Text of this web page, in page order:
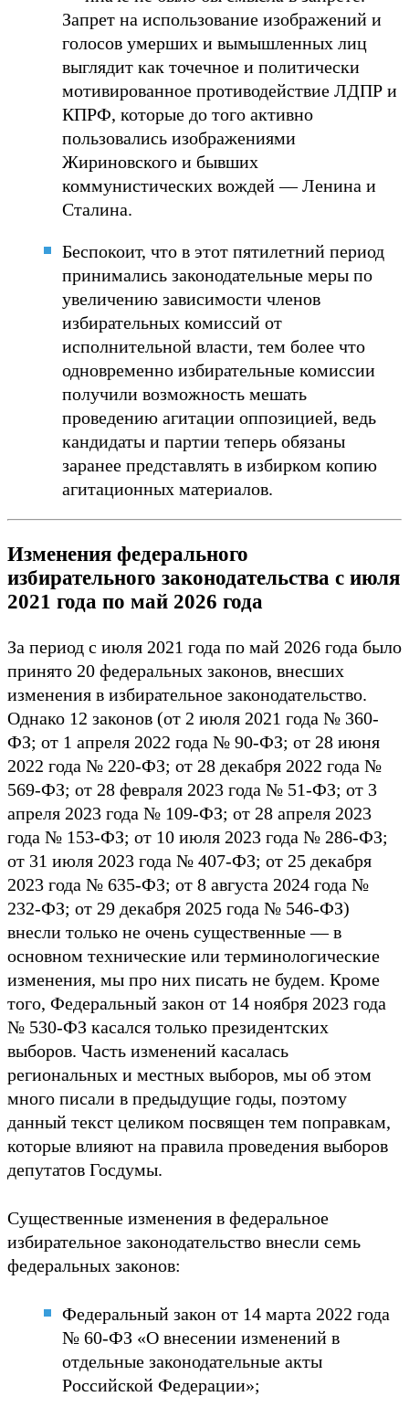
Запрет на использование изображений и
голосов умерших и вымышленных лиц
выглядит как точечное и политически
мотивированное противодействие ЛДПР и
КПРФ, которые до того активно
пользовались изображениями
Жириновского и бывших
коммунистических вождей — Ленина и
Сталина.
Беспокоит, что в этот пятилетний период
принимались законодательные меры по
увеличению зависимости членов
избирательных комиссий от
исполнительной власти, тем более что
одновременно избирательные комиссии
получили возможность мешать
проведению агитации оппозицией, ведь
кандидаты и партии теперь обязаны
заранее представлять в избирком копию
агитационных материалов.
Изменения федерального
избирательного законодательства с июля
2021 года по май 2026 года
За период с июля 2021 года по май 2026 года было
принято 20 федеральных законов, внесших
изменения в избирательное законодательство.
Однако 12 законов (от 2 июля 2021 года № 360-
ФЗ; от 1 апреля 2022 года № 90-ФЗ; от 28 июня
2022 года № 220-ФЗ; от 28 декабря 2022 года №
569-ФЗ; от 28 февраля 2023 года № 51-ФЗ; от 3
апреля 2023 года № 109-ФЗ; от 28 апреля 2023
года № 153-ФЗ; от 10 июля 2023 года № 286-ФЗ;
от 31 июля 2023 года № 407-ФЗ; от 25 декабря
2023 года № 635-ФЗ; от 8 августа 2024 года №
232-ФЗ; от 29 декабря 2025 года № 546-ФЗ)
внесли только не очень существенные — в
основном технические или терминологические
изменения, мы про них писать не будем. Кроме
того, Федеральный закон от 14 ноября 2023 года
№ 530-ФЗ касался только президентских
выборов. Часть изменений касалась
региональных и местных выборов, мы об этом
много писали в предыдущие годы, поэтому
данный текст целиком посвящен тем поправкам,
которые влияют на правила проведения выборов
депутатов Госдумы.
Существенные изменения в федеральное
избирательное законодательство внесли семь
федеральных законов:
Федеральный закон от 14 марта 2022 года
№ 60-ФЗ «О внесении изменений в
отдельные законодательные акты
Российской Федерации»;